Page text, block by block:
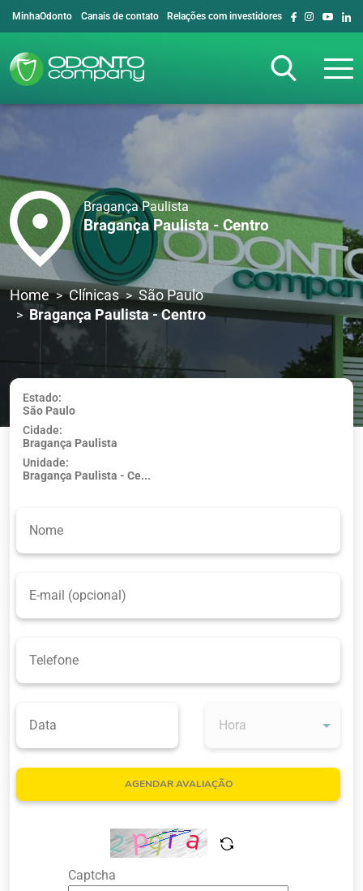
MinhaOdonto Canais de contato Relações com investidores
Quem Somos
Bragança Paulista
Bragança Paulista - Centro
Home Clínicas
São Paulo
Bragança Paulista - Centro
Usar minha
localização
Estado:
São Paulo
Cidade:
Bragança Paulista
Unidade:
Bragança Paulista - Ce...
AGENDAR AVALIAÇÃO
Captcha